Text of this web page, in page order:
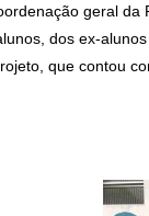
geral da
dos ex-
que contou